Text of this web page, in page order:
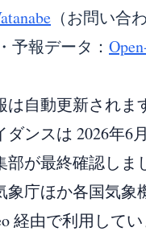
（お問い合
・ 予報データ：
は自動更新されま
ンスは 2026年6
部が最終確認しま
象庁ほか各国気象
経由で利用してい